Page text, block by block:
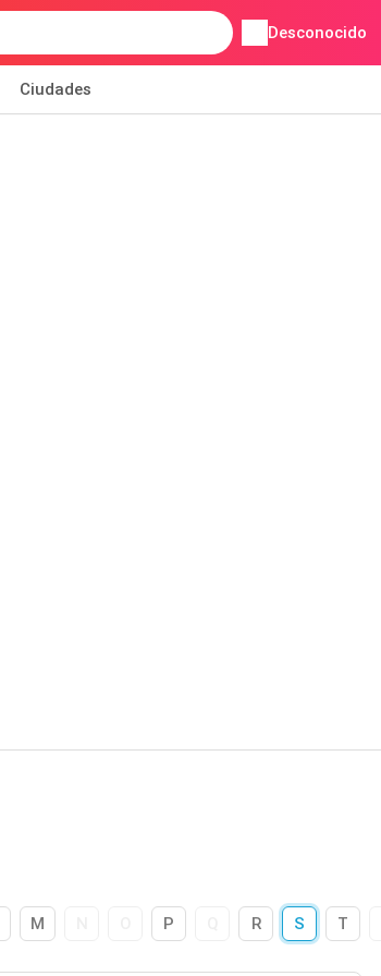
Desconocido
Ciudades
M P R S T